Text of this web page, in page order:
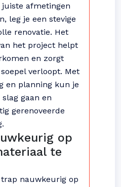
afmetingen
leg je een stevige
renovatie. Het
het project helpt
en zorgt
verloopt. Met
en planning kun je
gaan en
gerenoveerde
op
te
nauwkeurig op